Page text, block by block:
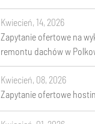
kwiecień, 14, 2026
Zapytanie ofertowe na
remontu dachów w
kwiecień, 08, 2026
Zapytanie ofertowe